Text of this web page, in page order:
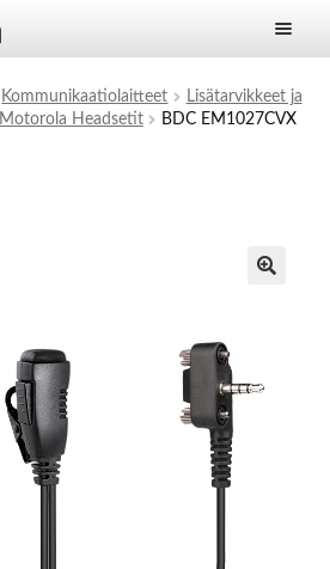
tason
valikko
Kommunikaatiolaitteet
Lisätarvikkeet ja
Motorola Headsetit BDC EM1027CVX